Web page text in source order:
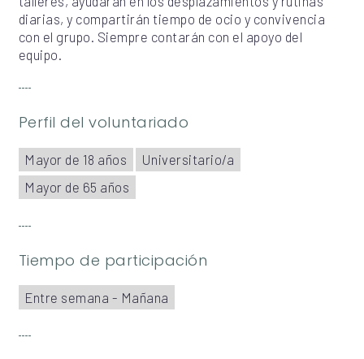
diarias, y compartirán tiempo de ocio y convivencia
con el grupo. Siempre contarán con el apoyo del
equipo.
Perfil del voluntariado
Mayor de 18 años
Universitario/a
Mayor de 65 años
Tiempo de participación
Entre semana - Mañana